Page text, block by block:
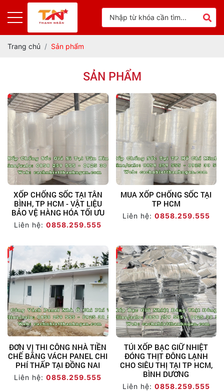
Trang chủ Sản phẩm
SẢN PHẨM
XỐP CHỐNG SỐC TẠI TÂN
BÌNH, TP HCM - VẬT LIỆU
BẢO VỆ HÀNG HÓA TỐI ƯU
Liên hệ:0858.259.555
MUA XỐP CHỐNG SỐC TẠI
TP HCM
Liên hệ: 0858.259.555
ĐƠN VỊ THI CÔNG NHÀ TIỀN
CHẾ BẰNG VÁCH PANEL CHI
PHÍ THẤP TẠI ĐỒNG NAI
Liên hệ:0858.259.555
TÚI XỐP BẠC GIỮ NHIỆT
ĐÓNG THỊT ĐÔNG LẠNH
CHO SIÊU THỊ TẠI TP HCM,
BÌNH DƯƠNG
Liên hệ: 0858.259.555